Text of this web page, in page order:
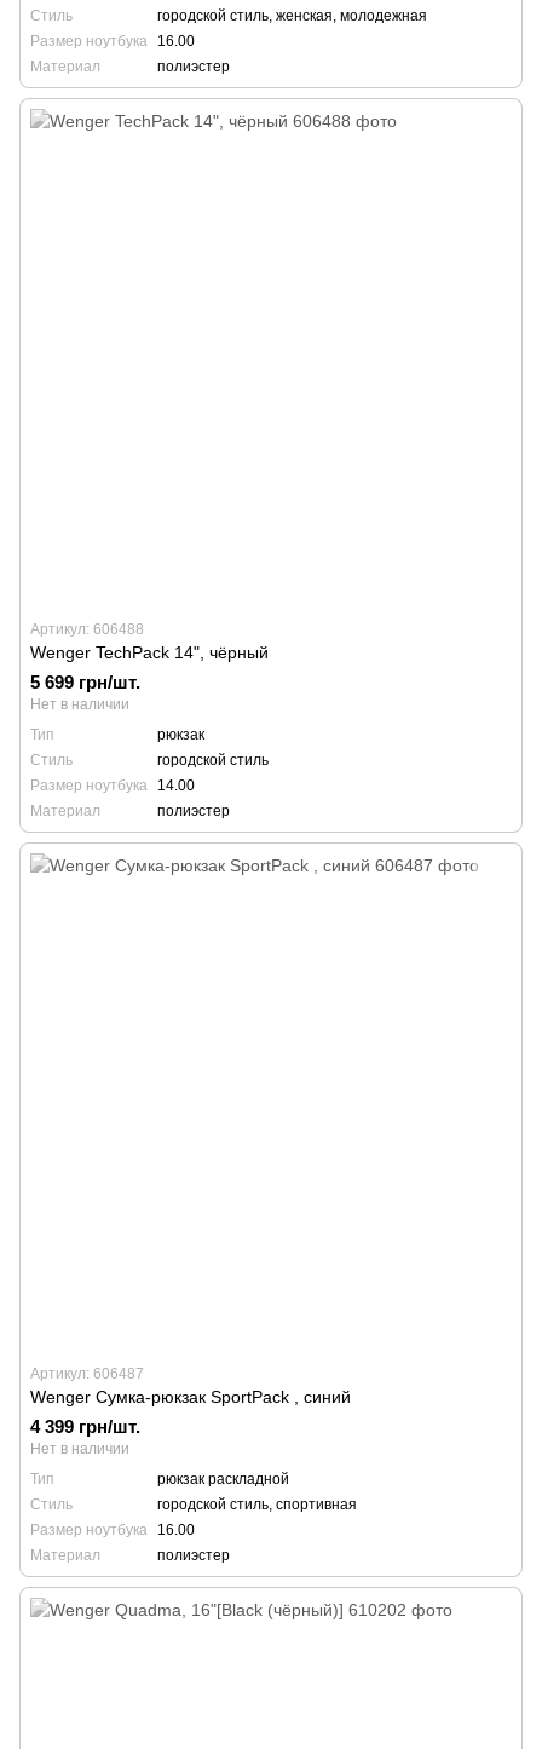
Стиль
городской стиль, женская, молодежная
Размер ноутбука
16.00
Материал
полиэстер
Артикул: 606488
Wenger TechPack 14", чёрный
5 699 грн/шт.
Нет в наличии
Тип
рюкзак
Стиль
городской стиль
Размер ноутбука
14.00
Материал
полиэстер
Артикул: 606487
Wenger Сумка-рюкзак SportPack , синий
4 399 грн/шт.
Нет в наличии
Тип
рюкзак раскладной
Стиль
городской стиль, спортивная
Размер ноутбука
16.00
Материал
полиэстер